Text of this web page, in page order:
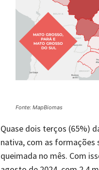
Fonte: MapBiomas
Quase dois terços (65%)
nativa, com as formações
queimada no mês. Com